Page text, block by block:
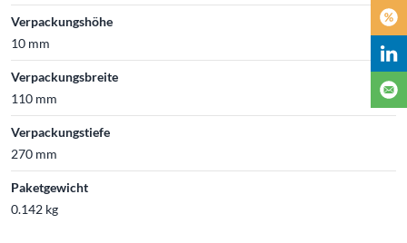
Verpackungshöhe
10 mm
Verpackungsbreite
110 mm
Verpackungstiefe
270 mm
Paketgewicht
0.142 kg